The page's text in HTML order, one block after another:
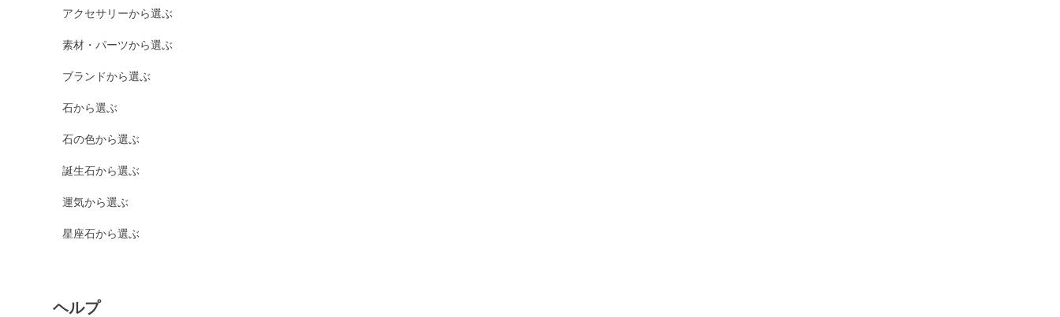
アクセサリーから選ぶ
素材・パーツから選ぶ
ブランドから選ぶ
石から選ぶ
石の色から選ぶ
誕生石から選ぶ
運気から選ぶ
星座石から選ぶ
ヘルプ